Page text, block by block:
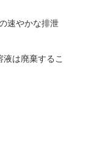
速やかな排泄
は廃棄するこ